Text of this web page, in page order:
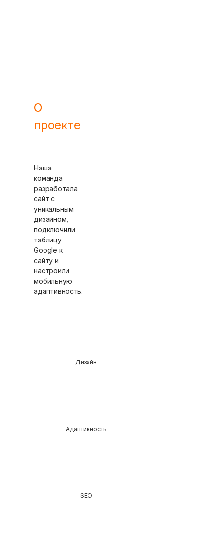
О
проекте
Наша
команда
разработала
сайт с
уникальным
дизайном,
подключили
таблицу
Google к
сайту и
настроили
мобильную
адаптивность.
Дизайн
Адаптивность
SEO